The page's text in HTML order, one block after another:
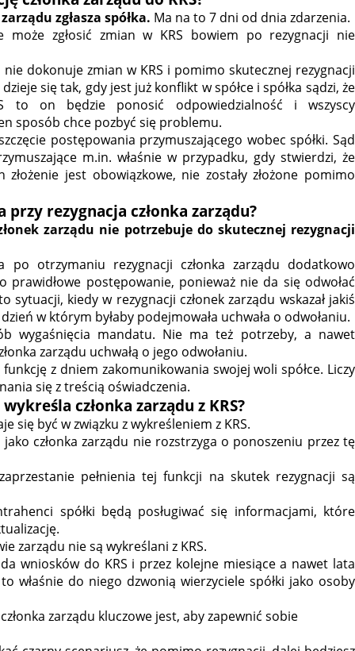
zgłasza spółka. Ma na to 7 dni od dnia zdarzenia.
może zgłosić zmian w KRS bowiem po rezygnacji nie
dokonuje zmian w KRS i pomimo skutecznej rezygnacji
się tak, gdy jest już konflikt w spółce i spółka sądzi, że
to on będzie ponosić odpowiedzialność i wszyscy
sposób chce pozbyć się problemu.
postępowania przymuszającego wobec spółki. Sąd
m.in. właśnie w przypadku, gdy stwierdzi, że
jest obowiązkowe, nie zostały złożone pomimo
przy rezygnacja członka zarządu?
zarządu nie potrzebuje do skutecznej rezygnacji
otrzymaniu rezygnacji członka zarządu dodatkowo
postępowanie, ponieważ nie da się odwołać
kiedy w rezygnacji członek zarządu wskazał jakiś
w którym byłaby podejmowała uchwała o odwołaniu.
wygaśnięcia mandatu. Nie ma też potrzeby, a nawet
zarządu uchwałą o jego odwołaniu.
z dniem zakomunikowania swojej woli spółce. Liczy
się z treścią oświadczenia.
członka zarządu z KRS?
się być w związku z wykreśleniem z KRS.
członka zarządu nie rozstrzyga o ponoszeniu przez tę
pełnienia tej funkcji na skutek rezygnacji są
spółki będą posługiwać się informacjami, które
zarządu nie są wykreślani z KRS.
wniosków do KRS i przez kolejne miesiące a nawet lata
właśnie do niego dzwonią wierzyciele spółki jako osoby
zarządu kluczowe jest, aby zapewnić sobie